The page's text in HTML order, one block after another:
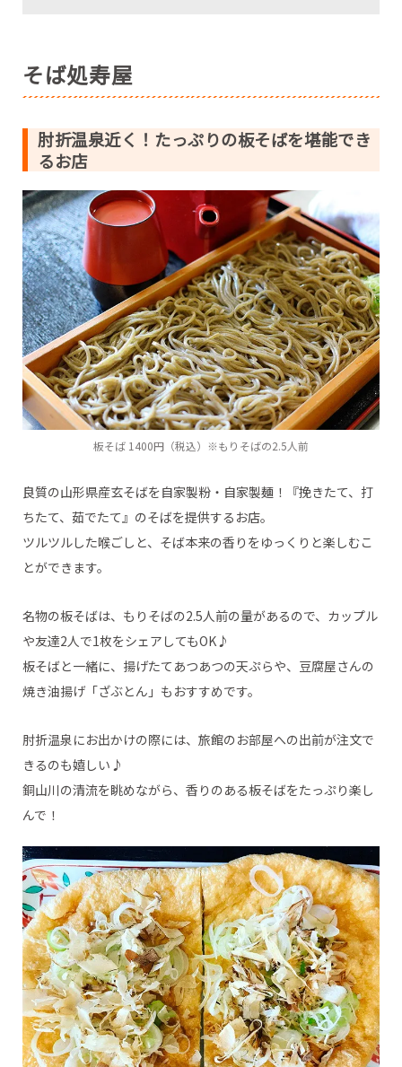
そば処寿屋
肘折温泉近く！たっぷりの板そばを堪能でき
るお店
板そば 1400円（税込）※もりそばの2.5人前
良質の山形県産玄そばを自家製粉・自家製麺！『挽きたて、打
ちたて、茹でたて』のそばを提供するお店。
ツルツルした喉ごしと、そば本来の香りをゆっくりと楽しむこ
とができます。
名物の板そばは、もりそばの2.5人前の量があるので、カップル
や友達2人で1枚をシェアしてもOK♪
板そばと一緒に、揚げたてあつあつの天ぷらや、豆腐屋さんの
焼き油揚げ「ざぶとん」もおすすめです。
肘折温泉にお出かけの際には、旅館のお部屋への出前が注文で
きるのも嬉しい♪
銅山川の清流を眺めながら、香りのある板そばをたっぷり楽し
んで！